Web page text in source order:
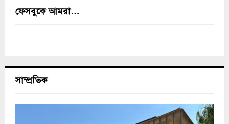
ফেসবুকে আমরা…
সাম্প্রতিক